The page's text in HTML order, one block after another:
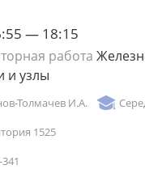
— 18:15
работа
и узлы
Толмачев И.А.
1525